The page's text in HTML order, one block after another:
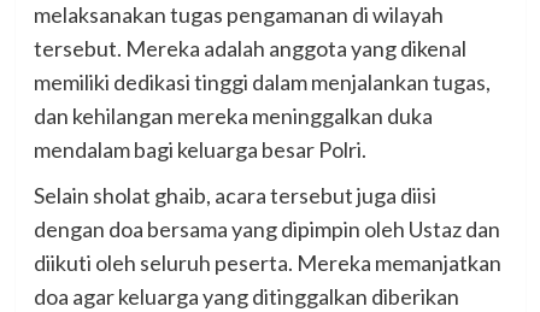
melaksanakan tugas pengamanan di wilayah
tersebut. Mereka adalah anggota yang dikenal
memiliki dedikasi tinggi dalam menjalankan tugas,
dan kehilangan mereka meninggalkan duka
mendalam bagi keluarga besar Polri.
Selain sholat ghaib, acara tersebut juga diisi
dengan doa bersama yang dipimpin oleh Ustaz dan
diikuti oleh seluruh peserta. Mereka memanjatkan
doa agar keluarga yang ditinggalkan diberikan